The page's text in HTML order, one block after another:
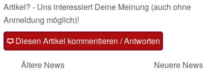
Artikel? - Uns interessiert Deine Meinung (auch ohne
Anmeldung möglich)!
Diesen Artikel kommentieren / Antworten
Ältere News
Neuere News